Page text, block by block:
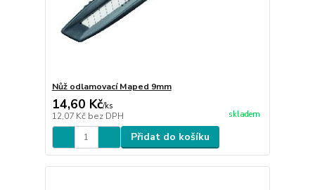
Nůž odlamovací Maped 9mm
14,60 Kč/ks
12,07 Kč bez DPH skladem
Přidat do košíku